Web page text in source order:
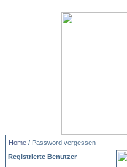
Home / Password vergessen
Registrierte Benutzer